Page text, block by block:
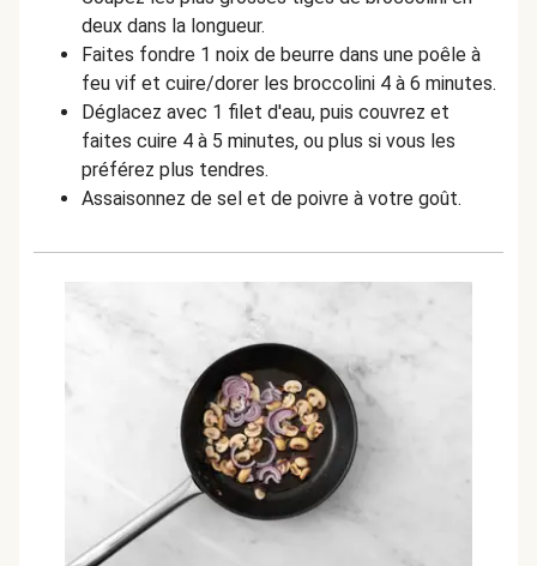
deux dans la longueur.
Faites fondre 1 noix de beurre dans une poêle à
feu vif et cuire/dorer les broccolini 4 à 6 minutes.
Déglacez avec 1 filet d'eau, puis couvrez et
faites cuire 4 à 5 minutes, ou plus si vous les
préférez plus tendres.
Assaisonnez de sel et de poivre à votre goût.